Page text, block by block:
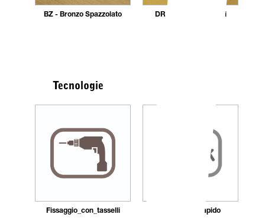
BZ - Bronzo Spazzolato DR - Dorato 24 carati
Tecnologie
Fissaggio_con_tasselli Montaggio_rapido